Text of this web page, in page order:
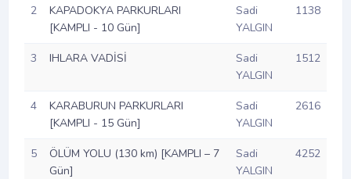
2
KAPADOKYA PARKURLARI
[KAMPLI - 10 Gün]
Sadi
YALGIN
1138
3 IHLARA VADİSİ
Sadi
YALGIN
1512
4
KARABURUN PARKURLARI
[KAMPLI - 15 Gün]
Sadi
YALGIN
2616
5
ÖLÜM YOLU (130 km) [KAMPLI – 7
Gün]
Sadi
YALGIN
4252